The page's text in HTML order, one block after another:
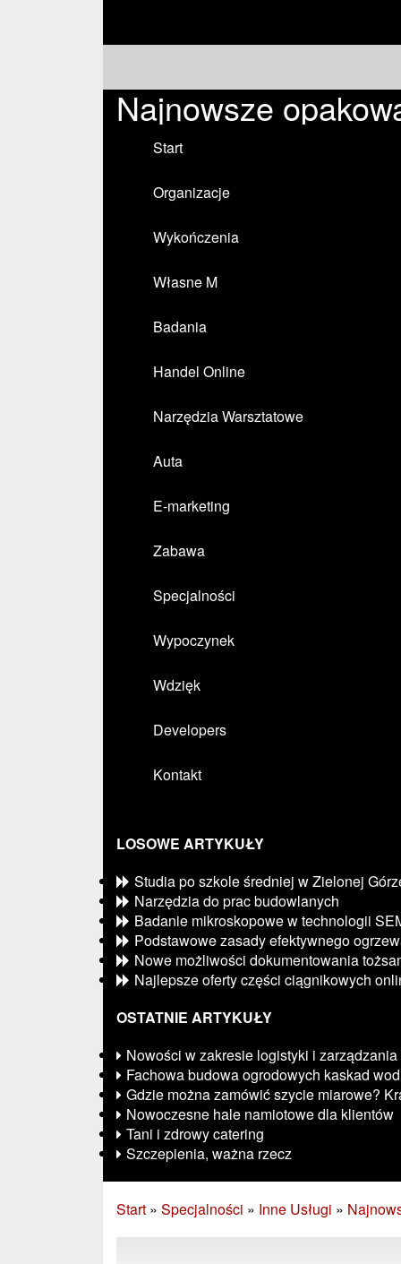
Najnowsze
Start
Organizacje
Wykończenia
Własne M
Badania
Handel Online
Narzędzia Warsztatowe
Auta
E-marketing
Zabawa
Specjalności
Wypoczynek
Wdzięk
Developers
Kontakt
LOSOWE ARTYKUŁY
Studia po szkole średniej w Zielonej
Narzędzia do prac budowlanych
Badanie mikroskopowe w technologii
Podstawowe zasady efektywnego
Nowe możliwości dokumentowania
Najlepsze oferty części ciągnikowych
OSTATNIE ARTYKUŁY
Nowości w zakresie logistyki i zarządzania
Fachowa budowa ogrodowych kaskad
Gdzie można zamówić szycie miarowe?
Nowoczesne hale namiotowe dla klientów
Tani i zdrowy catering
Szczepienia, ważna rzecz
Start » Specjalności » Inne Usługi »